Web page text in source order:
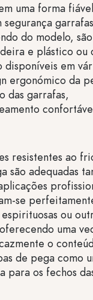
uma forma
do modelo,
e plástico ou
em
ergonómico da
das garrafas,
resistentes ao
são adequadas
se
ou
uma
o
de pega como
os fechos